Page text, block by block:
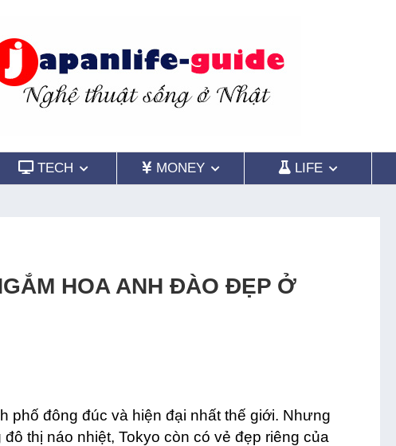
TECH MONEY LIFE
HOA ANH ĐÀO ĐẸP Ở
phố đông đúc và hiện đại nhất thế giới. Nhưng
thị náo nhiệt, Tokyo còn có vẻ đẹp riêng của